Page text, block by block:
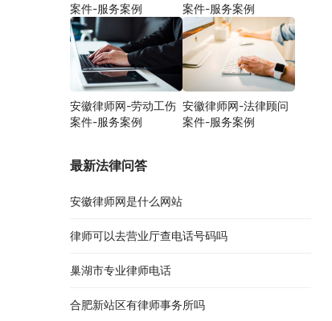
案件-服务案例
案件-服务案例
安徽律师网-劳动工伤
案件-服务案例
安徽律师网-法律顾问
案件-服务案例
最新法律问答
安徽律师网是什么网站
律师可以去营业厅查电话号码吗
巢湖市专业律师电话
合肥新站区有律师事务所吗